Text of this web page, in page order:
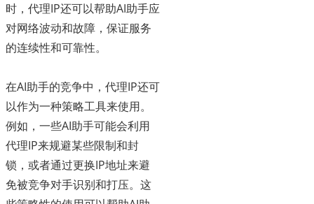
时，代理IP还可以帮助AI助手应
对网络波动和故障，保证服务
的连续性和可靠性。
在AI助手的竞争中，代理IP还可
以作为一种策略工具来使用。
例如，一些AI助手可能会利用
代理IP来规避某些限制和封
锁，或者通过更换IP地址来避
免被竞争对手识别和打压。这